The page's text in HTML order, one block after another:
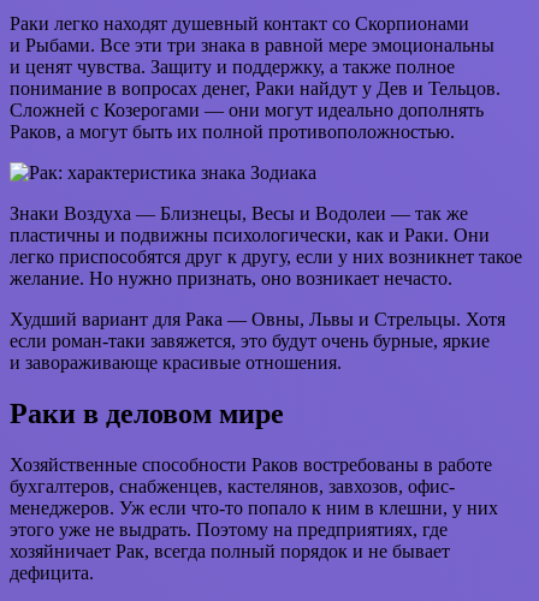
Раки легко находят душевный контакт со Скорпионами
и Рыбами. Все эти три знака в равной мере эмоциональны
и ценят чувства. Защиту и поддержку, а также полное
понимание в вопросах денег, Раки найдут у Дев и Тельцов.
Сложней с Козерогами — они могут идеально дополнять
Раков, а могут быть их полной противоположностью.
Знаки Воздуха — Близнецы, Весы и Водолеи — так же
пластичны и подвижны психологически, как и Раки. Они
легко приспособятся друг к другу, если у них возникнет такое
желание. Но нужно признать, оно возникает нечасто.
Худший вариант для Рака — Овны, Львы и Стрельцы. Хотя
если роман-таки завяжется, это будут очень бурные, яркие
и завораживающе красивые отношения.
Раки в деловом мире
Хозяйственные способности Раков востребованы в работе
бухгалтеров, снабженцев, кастелянов, завхозов, офис-
менеджеров. Уж если что-то попало к ним в клешни, у них
этого уже не выдрать. Поэтому на предприятиях, где
хозяйничает Рак, всегда полный порядок и не бывает
дефицита.